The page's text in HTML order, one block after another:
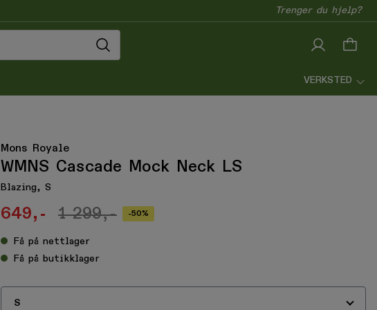
Trenger du hjelp?
VERKSTED
Mons Royale
WMNS Cascade Mock Neck LS
Blazing, S
649,- 1 299,- -50%
Få på nettlager
Få på butikklager
S